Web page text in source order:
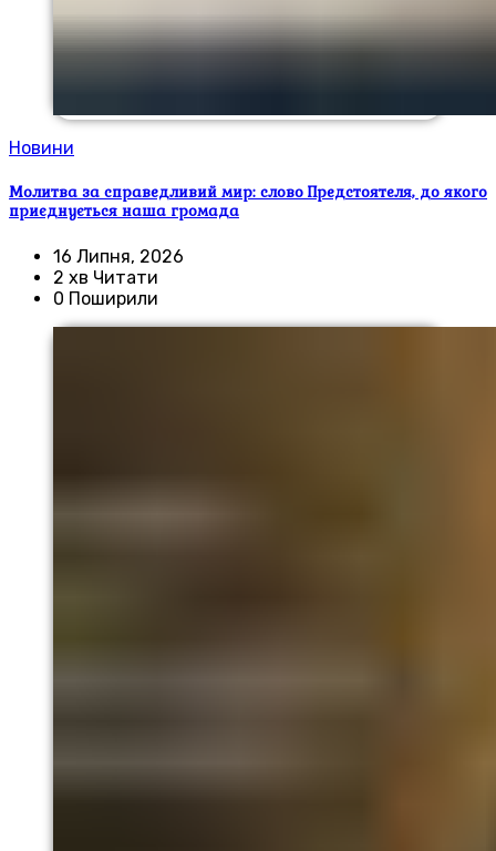
Новини
Молитва за справедливий мир: слово Предстоятеля, до якого
приєднується наша громада
16 Липня, 2026
2 хв Читати
0 Поширили